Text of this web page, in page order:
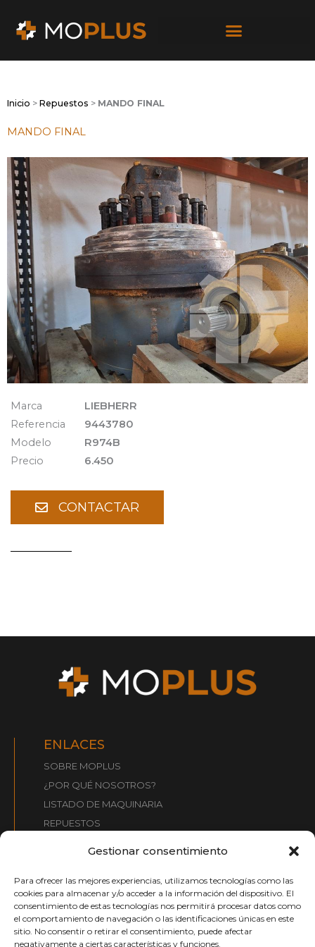
Gestionar consentimiento
Para ofrecer las mejores experiencias, utilizamos tecnologías como las
cookies para almacenar y/o acceder a la información del dispositivo. El
consentimiento de estas tecnologías nos permitirá procesar datos como
el comportamiento de navegación o las identificaciones únicas en este
sitio. No consentir o retirar el consentimiento, puede afectar
negativamente a ciertas características y funciones.
Inicio > Repuestos > MANDO FINAL
MANDO FINAL
Marca
Referencia
Modelo
Precio
LIEBHERR
9443780
R974B
6.450
CONTACTAR
ENLACES
SOBRE MOPLUS
¿POR QUÉ NOSOTROS?
LISTADO DE MAQUINARIA
REPUESTOS
CONTACTO:
info@moplusmaquinaria.com
+34 661 031 099